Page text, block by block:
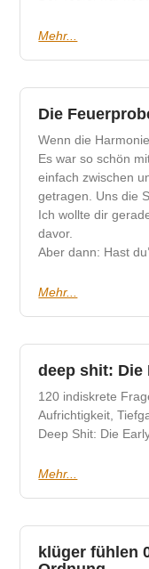
Mehr...
Die
Wenn die
Es war so schön
einfach zwischen
getragen. Uns die
Ich wollte dir
davor.
Aber dann: Hast
Mehr...
deep shit: Die
120 indiskrete
Aufrichtigkeit,
Deep Shit: Die
Mehr...
klüger fühlen